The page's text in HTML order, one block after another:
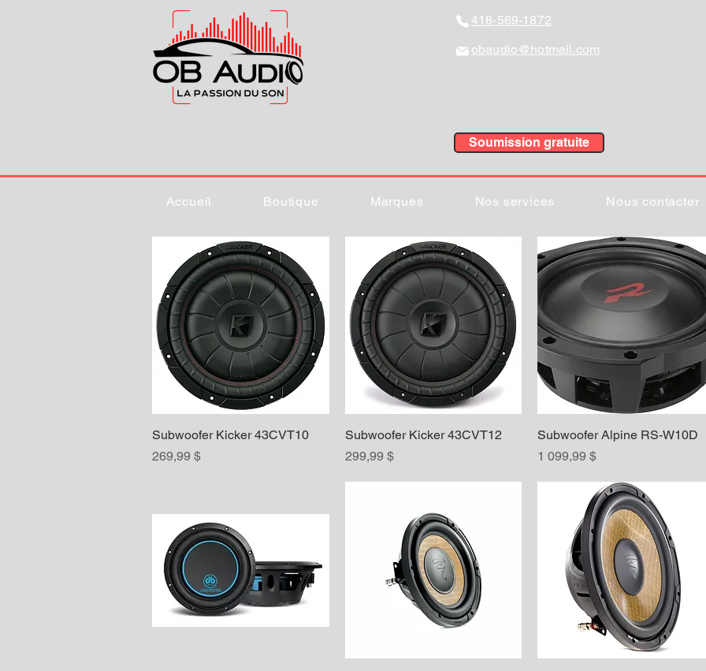
418-569-1872
obaudio@hotmail.com
Soumission gratuite
Accueil Boutique Marques Nos services Nous contacter
Aperçu rapide
Subwoofer Kicker 43CVT10
Prix
269,99 $
Aperçu rapide
Subwoofer Kicker 43CVT12
Prix
299,99 $
Aperçu rapide
Subwoofer Alpine RS-W10D
Prix
1 099,99 $